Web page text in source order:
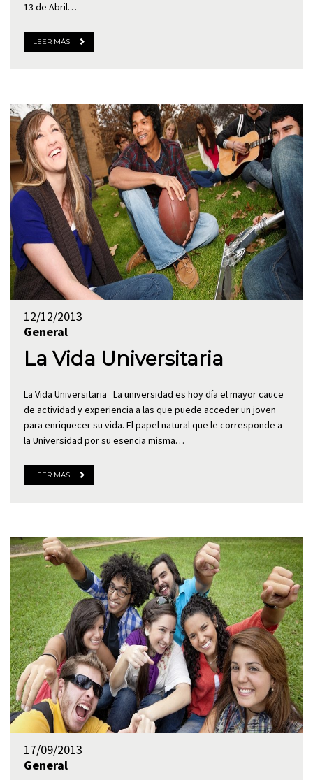
13 de Abril…
LEER MÁS
12/12/2013
General
La Vida Universitaria
La Vida Universitaria La universidad es hoy día el mayor cauce
de actividad y experiencia a las que puede acceder un joven
para enriquecer su vida. El papel natural que le corresponde a
la Universidad por su esencia misma…
LEER MÁS
17/09/2013
General